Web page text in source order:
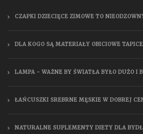
CZAPKI DZIECIĘCE ZIMOWE TO
DLA KOGO SĄ MATERIAŁY OBICIOWE
LAMPA - WAŻNE BY ŚWIATŁA BYŁO DUŻO I
ŁAŃCUSZKI SREBRNE MĘSKIE W DOBREJ
NATURALNE SUPLEMENTY DIETY DLA